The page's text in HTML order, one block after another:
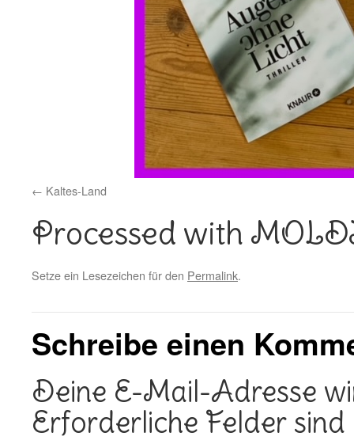
Kaltes-Land
Processed with
Setze ein Lesezeichen für den Permalink.
Schreibe einen
Deine E-Mail-Adresse
Erforderliche Felder